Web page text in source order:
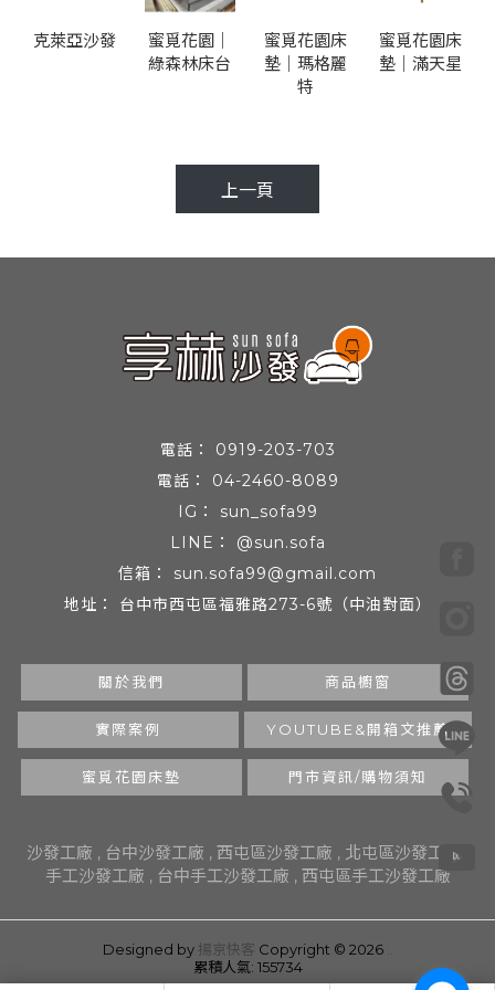
克萊亞沙發
蜜覓花園｜
綠森林床台
蜜覓花園床
墊｜瑪格麗
特
蜜覓花園床
墊｜滿天星
上一頁
0919-203-703
04-2460-8089
sun_sofa99
@sun.sofa
sun.sofa99@gmail.com
台中市西屯區福雅路273-6號（中油對面）
關於我們 商品櫥窗
實際案例 YOUTUBE&開箱文推薦
蜜覓花園床墊 門市資訊/購物須知
沙發工廠 台中沙發工廠 西屯區沙發工廠
北屯區沙發工廠
手工沙發工廠
台中手工沙發工廠 西屯區手工沙發工廠
Designed by 揚京快客 Copyright © 2026
累積人氣: 155734